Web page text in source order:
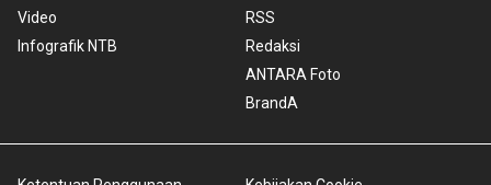
Video
Infografik NTB
RSS
Redaksi
ANTARA Foto
BrandA